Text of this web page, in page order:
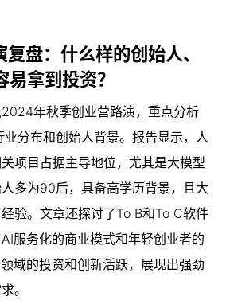
盘：什么样的创始人、
拿到投资？
年秋季创业营路演，重点分析
分布和创始人背景。报告显示，人
项目占据主导地位，尤其是大模型
多为90后，具备高学历背景，且大
验。文章还探讨了To B和To C软件
服务化的商业模式和年轻创业者的
域的投资和创新活跃，展现出强劲
。